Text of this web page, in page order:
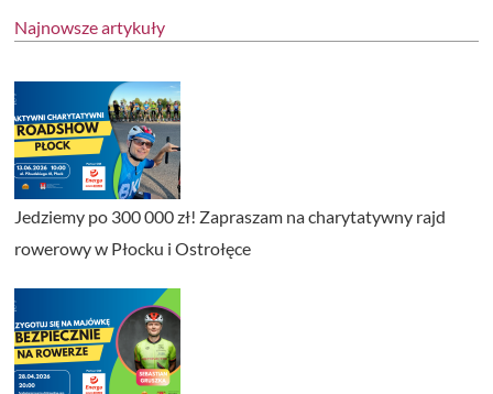
Najnowsze artykuły
Jedziemy po 300 000 zł! Zapraszam na charytatywny rajd
rowerowy w Płocku i Ostrołęce